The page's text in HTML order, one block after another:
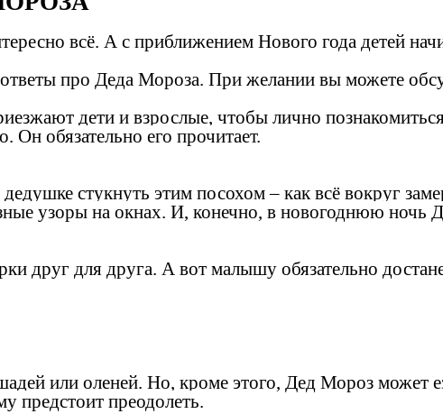
всё. А с приближением Нового года детей
про Деда Мороза. При желании вы можете
дети и взрослые, чтобы лично
обязательно его прочитает.
стукнуть этим посохом – как всё вокруг
узоры на окнах. И, конечно, в новогоднюю ночь
друг для друга. А вот малышу обязательно
или оленей. Но, кроме этого, Дед Мороз может
предстоит преодолеть.